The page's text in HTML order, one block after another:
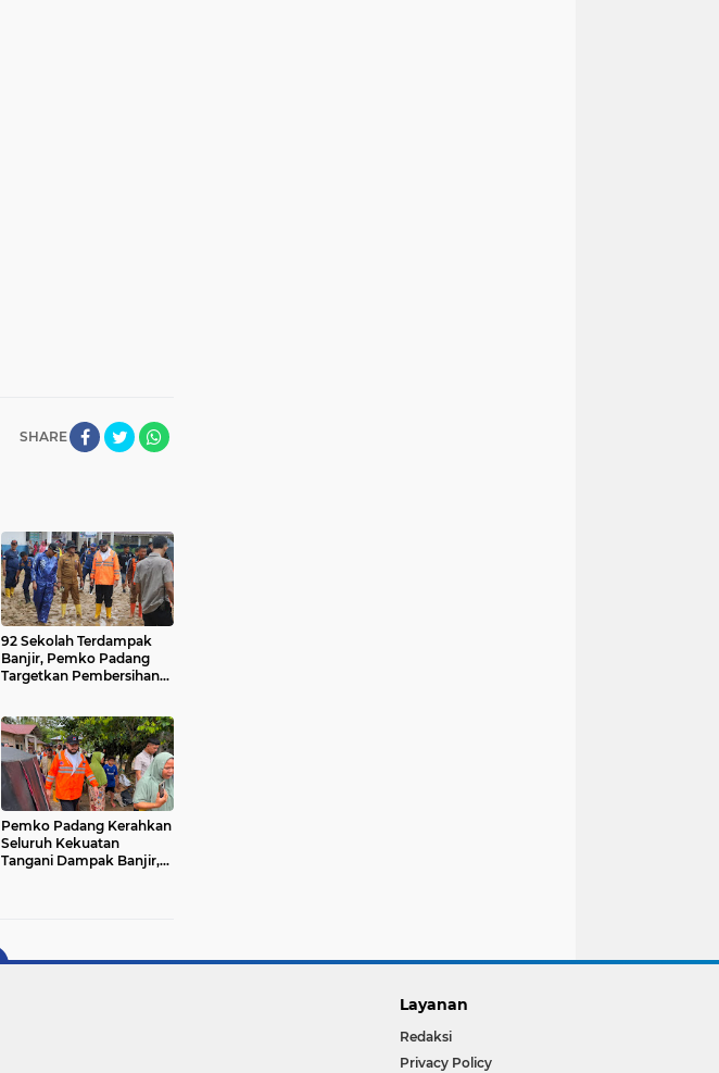
SHARE
92 Sekolah Terdampak
Banjir, Pemko Padang
Targetkan Pembersihan
Pemko Padang Kerahkan
Seluruh Kekuatan
Tangani Dampak Banjir,
Layanan
Redaksi
Privacy Policy